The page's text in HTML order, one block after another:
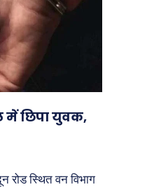
छिपा युवक,
स्थित वन विभाग